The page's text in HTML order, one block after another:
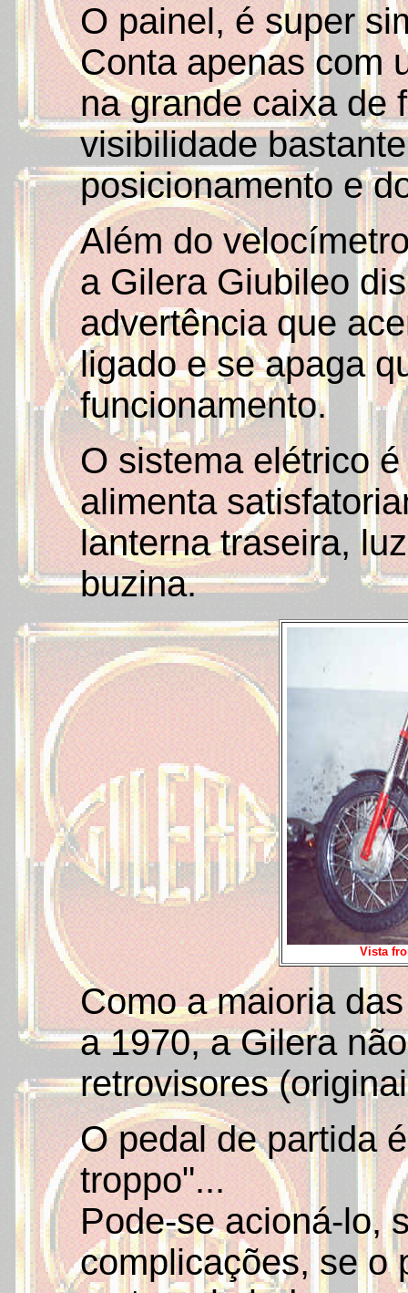
O painel, é super
Conta apenas com
na grande caixa de
visibilidade
posicionamento e
Além do
a Gilera Giubileo
advertência que
ligado e se apaga
funcionamento.
O sistema elétrico
alimenta
lanterna traseira,
buzina.
Vista
Como a maioria
a 1970, a Gilera
retrovisores
O pedal de partida
troppo"...
Pode-se acioná-lo,
complicações, se o